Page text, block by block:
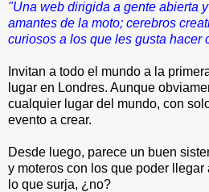
"Una web dirigida a gente abierta
amantes de la moto; cerebros
curiosos a los que les gusta hacer
Invitan a todo el mundo a la
lugar en Londres. Aunque
cualquier lugar del mundo, con
evento a crear.
Desde luego, parece un buen
y moteros con los que poder
lo que surja, ¿no?